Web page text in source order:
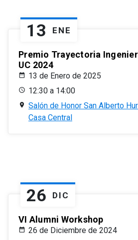
13 ENE
Premio Trayectoria
UC 2024
13 de Enero de 2025
12:30 a 14:00
Salón de Honor San Alberto
Casa Central
26 DIC
VI Alumni Workshop
26 de Diciembre de 2024